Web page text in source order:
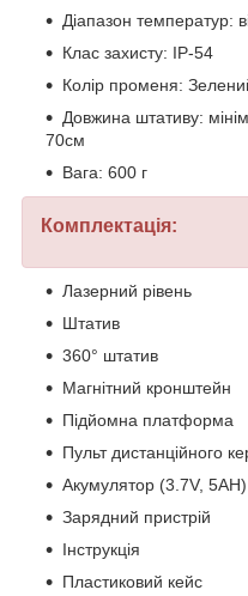
Діапазон температур:
Клас захисту: IP-54
Колір променя:
Довжина штативу:
70см
Вага: 600 г
Комплектація:
Лазерний рівень
Штатив
360° штатив
Магнітний кронштейн
Підйомна платформа
Пульт дистанційного
Акумулятор (3.7V,
Зарядний пристрій
Інструкція
Пластиковий кейс